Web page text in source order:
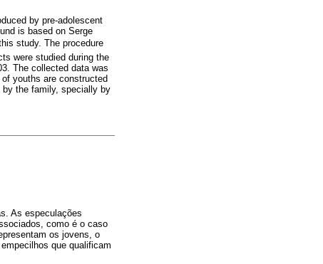
by pre-adolescent
is based on Serge
study. The procedure
were studied during the
The collected data was
youths are constructed
by the family, specially by
As especulações
como é o caso
os jovens, o
que qualificam